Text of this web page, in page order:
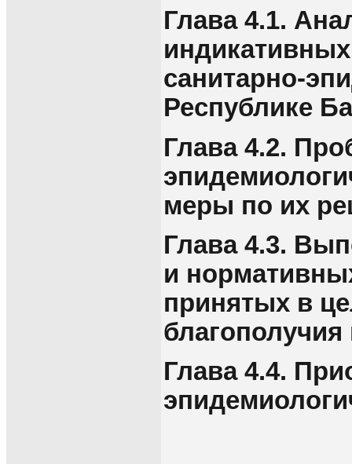
Глава 4.1.
санитарно-
Республике
Глава 4.2.
меры по их
Глава 4.3.
и
принятых в
Глава 4.4.